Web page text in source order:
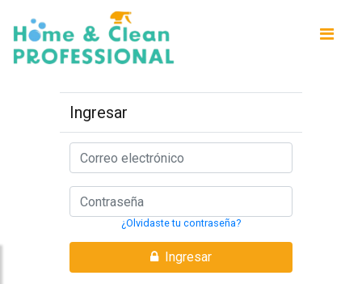
Ingresar
¿Olvidaste tu contraseña?
Ingresar